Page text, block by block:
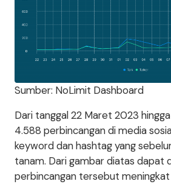
Sumber: NoLimit Dashboard
Dari tanggal 22 Maret 2023
4.588 perbincangan di media
keyword dan hashtag yang
tanam. Dari gambar diatas dapat
perbincangan tersebut meningkat